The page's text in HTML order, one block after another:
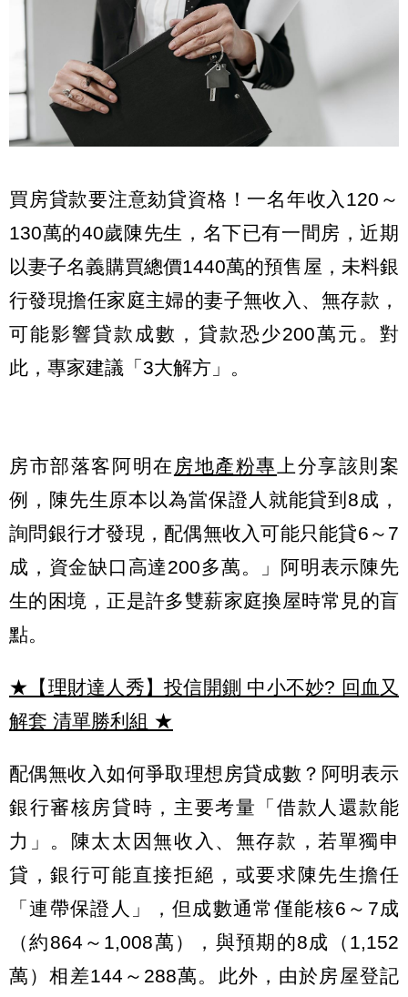
買房貸款要注意劾貸資格！一名年收入120～
130萬的40歲陳先生，名下已有一間房，近期
以妻子名義購買總價1440萬的預售屋，未料銀
行發現擔任家庭主婦的妻子無收入、無存款，
可能影響貸款成數，貸款恐少200萬元。對
此，專家建議「3大解方」。
房市部落客阿明在 房地產粉專
上分享該則案
例，陳先生原本以為當保證人就能貸到8成，
詢問銀行才發現，配偶無收入可能只能貸6～7
成，資金缺口高達200多萬。」阿明表示陳先
生的困境，正是許多雙薪家庭換屋時常見的盲
點。
★【理財達人秀】投信開鍘 中小不妙? 回血又
解套 清單勝利組 ★
配偶無收入如何爭取理想房貸成數？阿明表示
銀行審核房貸時，主要考量「借款人還款能
力」。陳太太因無收入、無存款，若單獨申
貸，銀行可能直接拒絕，或要求陳先生擔任
「連帶保證人」，但成數通常僅能核6～7成
（約864～1,008萬），與預期的8成（1,152
萬）相差144～288萬。此外，由於房屋登記